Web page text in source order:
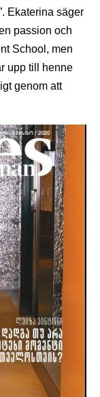
Ekaterina säger
passion och
School, men
upp till henne
genom att